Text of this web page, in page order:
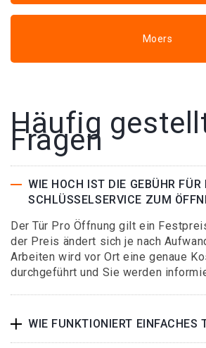
Moers
Häufig
Fragen
WIE HOCH IST DIE GEBÜHR FÜR
SCHLÜSSELSERVICE ZUM
Der Tür Pro Öffnung gilt ein
der Preis ändert sich je nach
Arbeiten wird vor Ort eine genaue
durchgeführt und Sie werden
WIE FUNKTIONIERT EINFACHES